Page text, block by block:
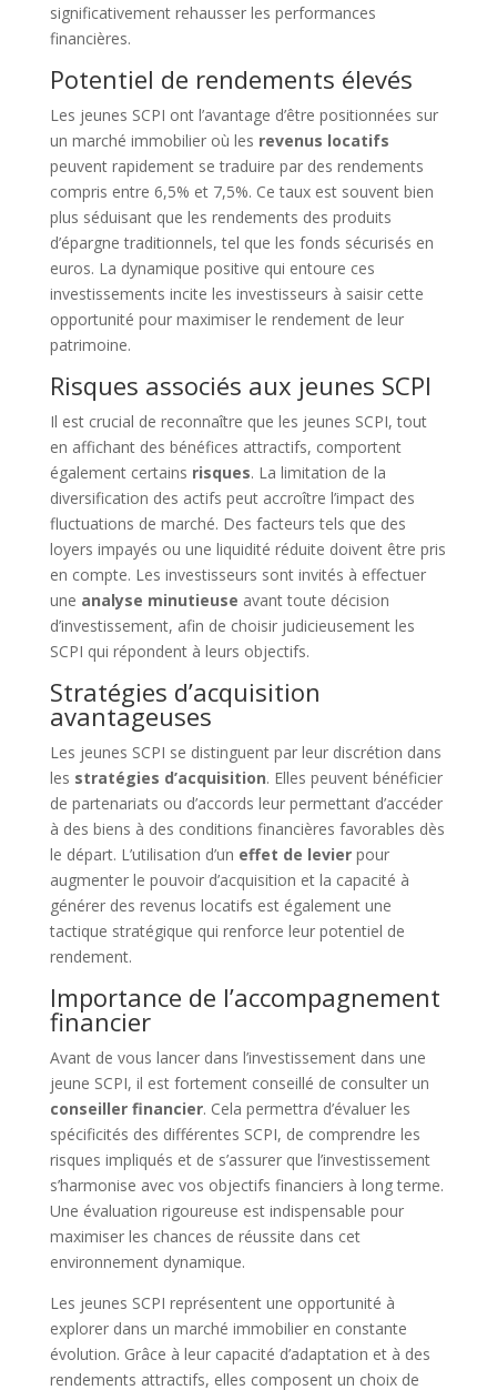
significativement rehausser les performances
financières.
Potentiel de rendements élevés
Les jeunes SCPI ont l’avantage d’être positionnées sur
un marché immobilier où les revenus locatifs
peuvent rapidement se traduire par des rendements
compris entre 6,5% et 7,5%. Ce taux est souvent bien
plus séduisant que les rendements des produits
d’épargne traditionnels, tel que les fonds sécurisés en
euros. La dynamique positive qui entoure ces
investissements incite les investisseurs à saisir cette
opportunité pour maximiser le rendement de leur
patrimoine.
Risques associés aux jeunes SCPI
Il est crucial de reconnaître que les jeunes SCPI, tout
en affichant des bénéfices attractifs, comportent
également certains risques. La limitation de la
diversification des actifs peut accroître l’impact des
fluctuations de marché. Des facteurs tels que des
loyers impayés ou une liquidité réduite doivent être pris
en compte. Les investisseurs sont invités à effectuer
une analyse minutieuse avant toute décision
d’investissement, afin de choisir judicieusement les
SCPI qui répondent à leurs objectifs.
Stratégies d’acquisition
avantageuses
Les jeunes SCPI se distinguent par leur discrétion dans
les stratégies d’acquisition. Elles peuvent bénéficier
de partenariats ou d’accords leur permettant d’accéder
à des biens à des conditions financières favorables dès
le départ. L’utilisation d’un effet de levierpour
augmenter le pouvoir d’acquisition et la capacité à
générer des revenus locatifs est également une
tactique stratégique qui renforce leur potentiel de
rendement.
Importance de l’accompagnement
financier
Avant de vous lancer dans l’investissement dans une
jeune SCPI, il est fortement conseillé de consulter un
conseiller financier. Cela permettra d’évaluer les
spécificités des différentes SCPI, de comprendre les
risques impliqués et de s’assurer que l’investissement
s’harmonise avec vos objectifs financiers à long terme.
Une évaluation rigoureuse est indispensable pour
maximiser les chances de réussite dans cet
environnement dynamique.
Les jeunes SCPI représentent une opportunité à
explorer dans un marché immobilier en constante
évolution. Grâce à leur capacité d’adaptation et à des
rendements attractifs, elles composent un choix de